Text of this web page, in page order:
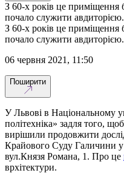
З 60-х років це приміщення
почало служити авдиторією.
З 60-х років це приміщення
почало служити авдиторією.
06 червня 2021, 11:50
Поширити
У Львові в Національному
політехніка» задля того,
вирішили продовжити
Крайового Суду Галичини
вул.Князя Романа, 1. Про це
врхітектури.